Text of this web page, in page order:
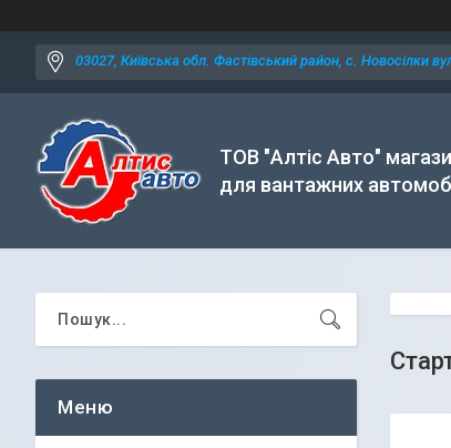
03027, Київська обл. Фастівський район, с. Новосілки
ТОВ "Алтіс Авто"
для вантажних